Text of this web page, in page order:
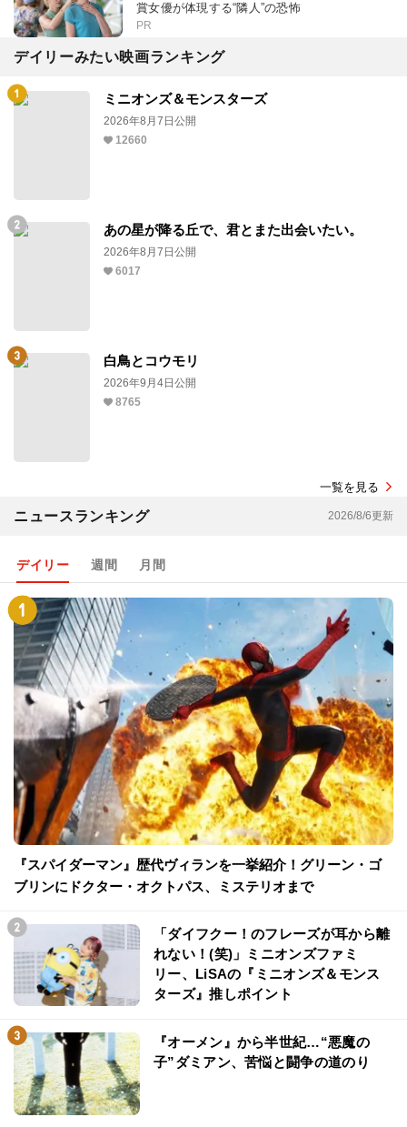
賞女優が体現する“隣人”の恐怖
PR
デイリーみたい映画ランキング
ミニオンズ＆モンスターズ
2026年8月7日公開
12660
あの星が降る丘で、君とまた出会いたい。
2026年8月7日公開
6017
白鳥とコウモリ
2026年9月4日公開
8765
一覧を見る
ニュースランキング 2026/8/6更新
デイリー 週間 月間
『スパイダーマン』歴代ヴィランを一挙紹介！グリーン・ゴ
ブリンにドクター・オクトパス、ミステリオまで
「ダイフクー！のフレーズが耳から離
れない！(笑)」ミニオンズファミ
リー、LiSAの『ミニオンズ＆モンス
ターズ』推しポイント
『オーメン』から半世紀…“悪魔の
子”ダミアン、苦悩と闘争の道のり